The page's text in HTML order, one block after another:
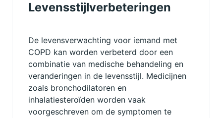
Levensstijlverbeteringen
De levensverwachting voor iemand met
COPD kan worden verbeterd door een
combinatie van medische behandeling en
veranderingen in de levensstijl. Medicijnen
zoals bronchodilatoren en
inhalatiesteroïden worden vaak
voorgeschreven om de symptomen te